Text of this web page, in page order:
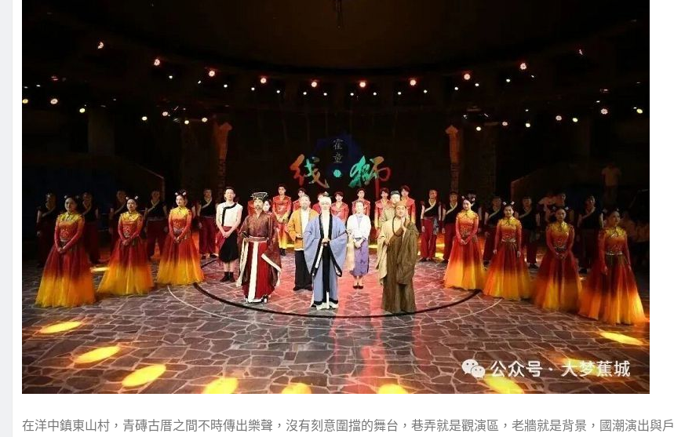
在洋中鎮東山村，青磚古厝之間不時傳出樂聲，沒有刻意圍擋的舞台，巷弄就是觀演區，老牆就是背景，國潮演出與戶